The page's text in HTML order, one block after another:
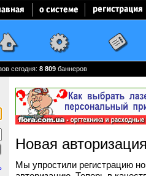
сегодня: 8 809 баннеров
Новая
Мы упростили регистрацию